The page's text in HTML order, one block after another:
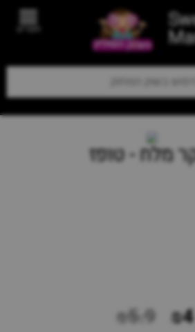
תפריט
מלח - טופז
₪4
₪5.9